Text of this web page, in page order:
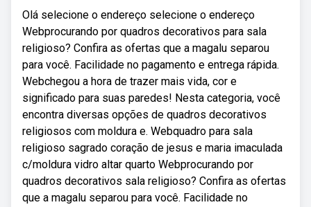
Olá selecione o endereço selecione o endereço
Webprocurando por quadros decorativos para sala
religioso? Confira as ofertas que a magalu separou
para você. Facilidade no pagamento e entrega rápida.
Webchegou a hora de trazer mais vida, cor e
significado para suas paredes! Nesta categoria, você
encontra diversas opções de quadros decorativos
religiosos com moldura e. Webquadro para sala
religioso sagrado coração de jesus e maria imaculada
c/moldura vidro altar quarto Webprocurando por
quadros decorativos sala religioso? Confira as ofertas
que a magalu separou para você. Facilidade no